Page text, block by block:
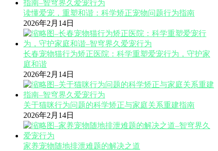
读懂爱宠，重塑和谐：科学矫正宠物问题行为指南
2026年2月14日
长春宠物猫行为矫正医院：科学重塑爱宠行为，守护家
庭和谐
2026年2月14日
关于猫咪行为问题的科学矫正与家庭关系重建指南
2026年2月14日
家养宠物随地排泄难题的解决之道